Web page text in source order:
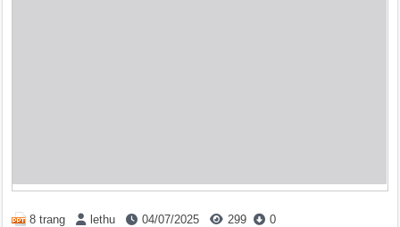
8 trang lethu 04/07/2025 299 0